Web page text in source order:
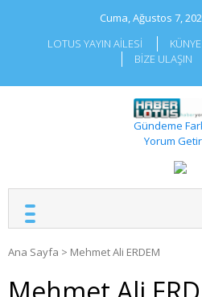
Cuma, Ağustos 7,
LOTUS YAYIN AİLESİ
KÜNYE
BİZE ULAŞIN
Gündeme
Yorum
Ana Sayfa > Mehmet Ali ERDEM